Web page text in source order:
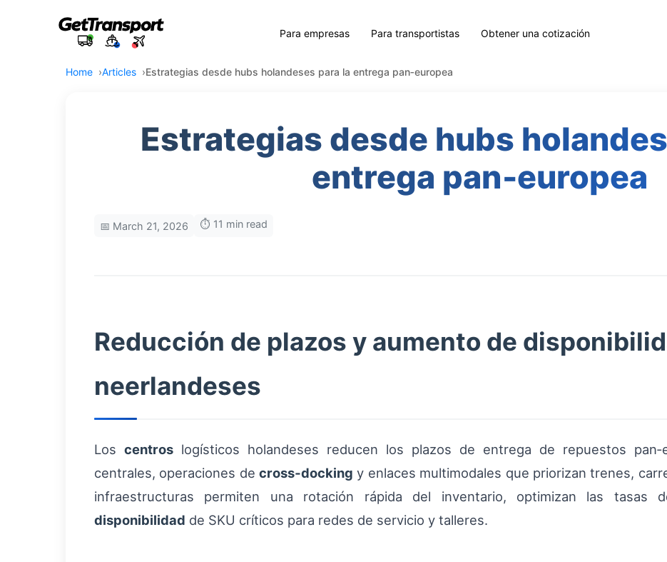
Para empresas Para transportistas Obtener una cotización
Home Articles Estrategias desde hubs holandeses para la entrega pan‑europea
Estrategias desde hubs
entrega pan‑europea
📅 March 21, 2026 ⏱️ 11 min read
Reducción de plazos y aumento de
neerlandeses
Los centros logísticos holandeses reducen los plazos de entrega de repuestos
centrales, operaciones decross‑docking y enlaces multimodales que priorizan trenes,
infraestructuras permiten una rotación rápida del inventario, optimizan las tasas
disponibilidad de SKU críticos para redes de servicio y talleres.